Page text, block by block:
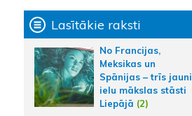
Lasītākie raksti
No Francijas,
Meksikas un
Spānijas – trīs jauni
ielu mākslas stāsti
Liepājā (2)